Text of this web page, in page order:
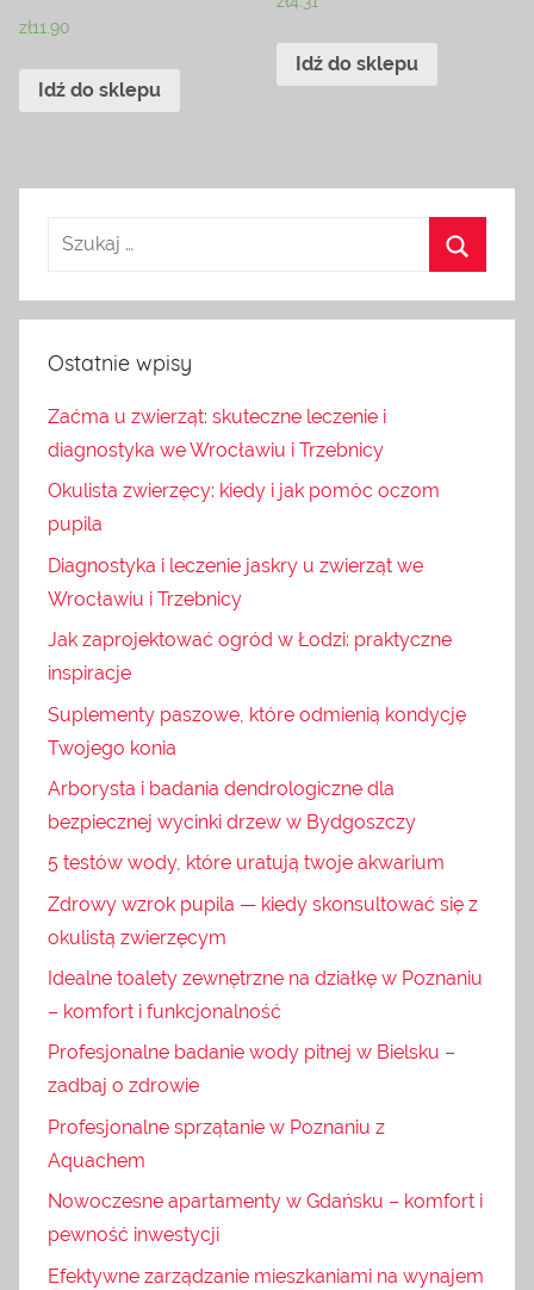
zł11.90
Idź do sklepu
Idź do sklepu
Ostatnie wpisy
Zaćma u zwierząt: skuteczne leczenie i
diagnostyka we Wrocławiu i Trzebnicy
Okulista zwierzęcy: kiedy i jak pomóc oczom
pupila
Diagnostyka i leczenie jaskry u zwierząt we
Wrocławiu i Trzebnicy
Jak zaprojektować ogród w Łodzi: praktyczne
inspiracje
Suplementy paszowe, które odmienią kondycję
Twojego konia
Arborysta i badania dendrologiczne dla
bezpiecznej wycinki drzew w Bydgoszczy
5 testów wody, które uratują twoje akwarium
Zdrowy wzrok pupila — kiedy skonsultować się z
okulistą zwierzęcym
Idealne toalety zewnętrzne na działkę w Poznaniu
– komfort i funkcjonalność
Profesjonalne badanie wody pitnej w Bielsku –
zadbaj o zdrowie
Profesjonalne sprzątanie w Poznaniu z
Aquachem
Nowoczesne apartamenty w Gdańsku – komfort i
pewność inwestycji
Efektywne zarządzanie mieszkaniami na wynajem